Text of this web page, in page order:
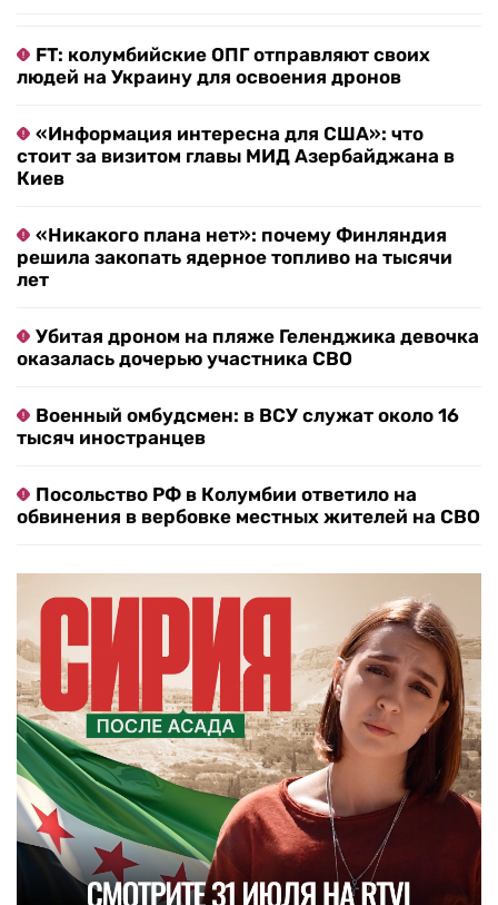
FT: колумбийские ОПГ отправляют своих
людей на Украину для освоения дронов
«Информация интересна для США»: что
стоит за визитом главы МИД Азербайджана в
Киев
«Никакого плана нет»: почему Финляндия
решила закопать ядерное топливо на тысячи
лет
Убитая дроном на пляже Геленджика девочка
оказалась дочерью участника СВО
Военный омбудсмен: в ВСУ служат около 16
тысяч иностранцев
Посольство РФ в Колумбии ответило на
обвинения в вербовке местных жителей на СВО